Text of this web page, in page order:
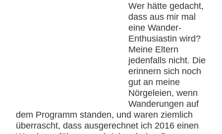
Wer hätte gedacht,
dass aus mir mal
eine Wander-
Enthusiastin wird?
Meine Eltern
jedenfalls nicht. Die
erinnern sich noch
gut an meine
Nörgeleien, wenn
Wanderungen auf
dem Programm standen, und waren ziemlich
überrascht, dass ausgerechnet ich 2016 einen